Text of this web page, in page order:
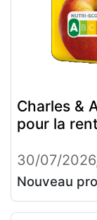
Charles &
pour la
30/07/
Nouveau